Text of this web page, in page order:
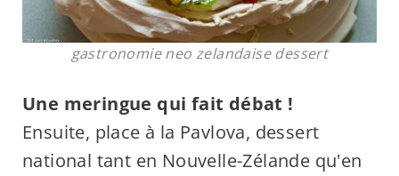
gastronomie neo zelandaise dessert
Une meringue qui fait débat !
Ensuite, place à la Pavlova, dessert
national tant en Nouvelle-Zélande qu'en